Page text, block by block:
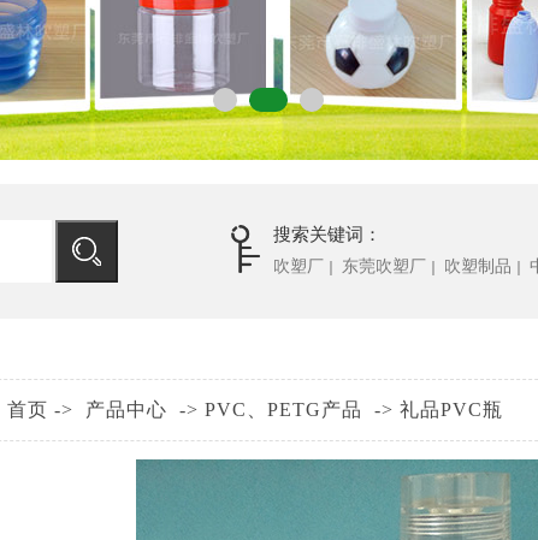
搜索关键词：
吹塑厂 东莞吹塑厂 吹塑制品
首页 -> 产品中心 -> PVC、PETG产品 -> 礼品PVC瓶